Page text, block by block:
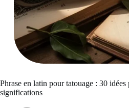
Phrase en latin pour tatouage : 30 idées
significations